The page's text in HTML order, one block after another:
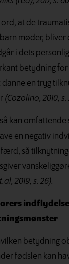
at de
møder, bliver
i dets
betydning
en tryg
(Cozolino, 2010, s.
kan omfattende
en negativ
så
2019, s. 26).
betydning
fødslen kan